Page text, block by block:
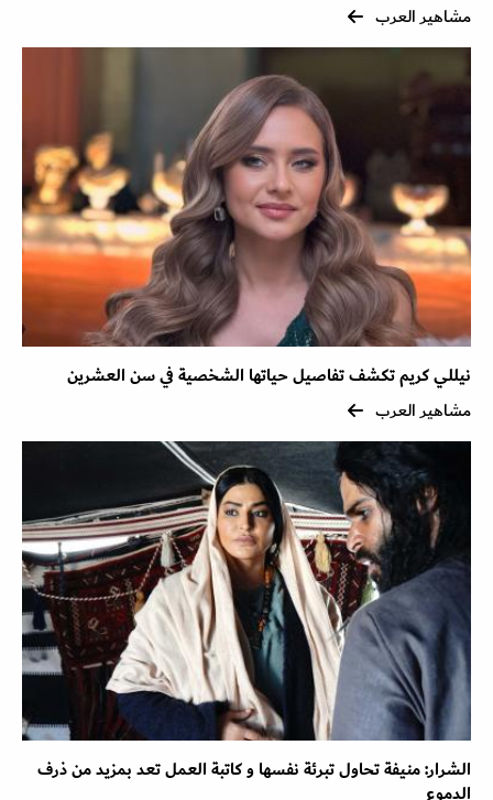
مشاهير العرب
نيللي كريم تكشف تفاصيل حياتها الشخصية في سن العشرين
مشاهير العرب
الشرار: منيفة تحاول تبرئة نفسها و كاتبة العمل تعد بمزيد من ذرف
الدموع